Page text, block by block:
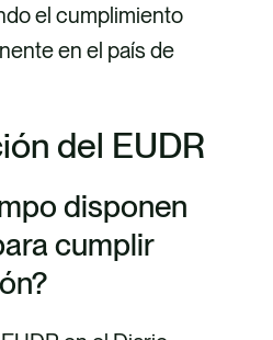
el cumplimiento
en el país de
del EUDR
disponen
cumplir